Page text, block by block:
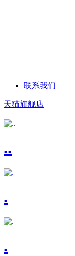
联系我们
天猫旗舰店
..
.
.